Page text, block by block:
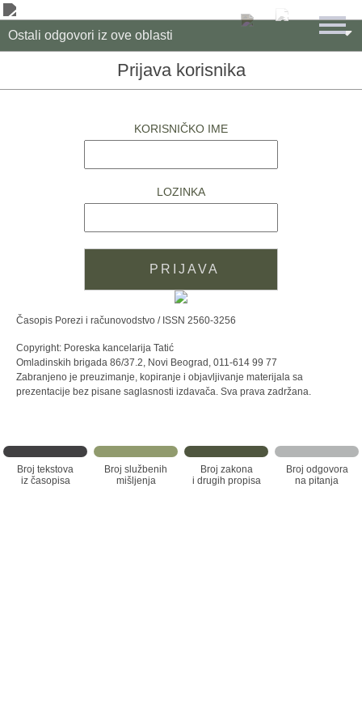
Ostali odgovori iz ove oblasti 
Prijava korisnika
KORISNIČKO IME
LOZINKA
Časopis Porezi i računovodstvo / ISSN 2560-3256
Copyright: Poreska kancelarija Tatić
Omladinskih brigada 86/37.2, Novi Beograd, 011-614 99 77
Zabranjeno je preuzimanje, kopiranje i objavljivanje materijala sa
prezentacije bez pisane saglasnosti izdavača. Sva prava zadržana.
Broj tekstova
iz časopisa
Broj službenih
mišljenja
Broj zakona
i drugih propisa
Broj odgovora
na pitanja